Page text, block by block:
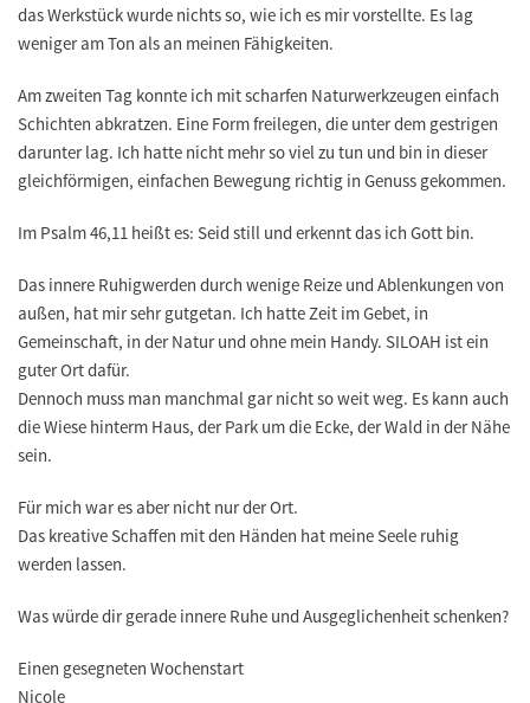
das Werkstück wurde nichts so, wie ich es mir vorstellte. Es lag
weniger am Ton als an meinen Fähigkeiten.
Am zweiten Tag konnte ich mit scharfen Naturwerkzeugen einfach
Schichten abkratzen. Eine Form freilegen, die unter dem gestrigen
darunter lag. Ich hatte nicht mehr so viel zu tun und bin in dieser
gleichförmigen, einfachen Bewegung richtig in Genuss gekommen.
Im Psalm 46,11 heißt es: Seid still und erkennt das ich Gott bin.
Das innere Ruhigwerden durch wenige Reize und Ablenkungen von
außen, hat mir sehr gutgetan. Ich hatte Zeit im Gebet, in
Gemeinschaft, in der Natur und ohne mein Handy. SILOAH ist ein
guter Ort dafür.
Dennoch muss man manchmal gar nicht so weit weg. Es kann auch
die Wiese hinterm Haus, der Park um die Ecke, der Wald in der Nähe
sein.
Für mich war es aber nicht nur der Ort.
Das kreative Schaffen mit den Händen hat meine Seele ruhig
werden lassen.
Was würde dir gerade innere Ruhe und Ausgeglichenheit schenken?
Einen gesegneten Wochenstart
Nicole